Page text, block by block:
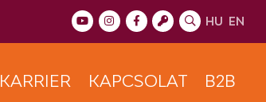
HU EN
KARRIER KAPCSOLAT B2B